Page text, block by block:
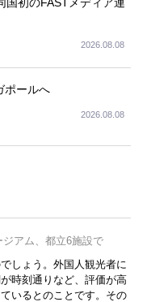
2026.08.08
ポールへ
2026.08.08
ジアム、都立6施設で
しょう。外国人観光者に
時刻通りなど、評価が高
いるとのことです。その